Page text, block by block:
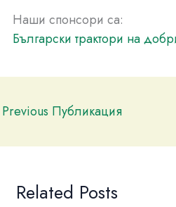
Наши спонсори са:
Български трактори на
Previous Публикация
Related Posts